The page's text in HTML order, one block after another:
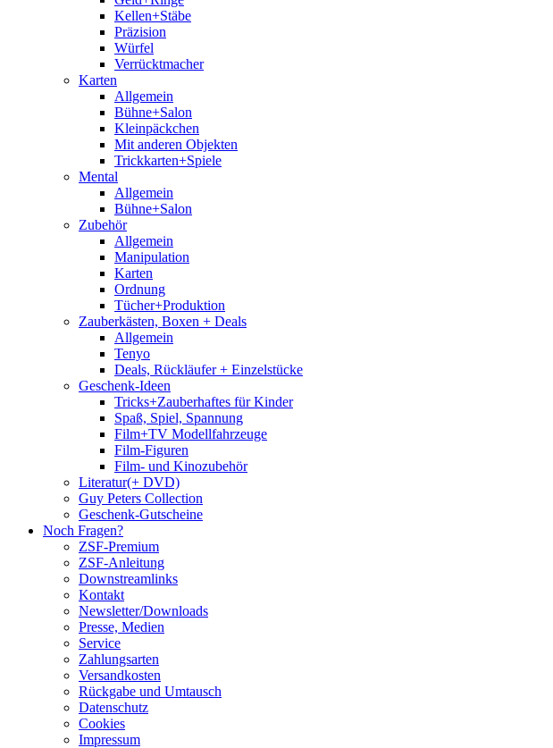
Kellen+Stäbe
Präzision
Würfel
Verrücktmacher
Karten
Allgemein
Bühne+Salon
Kleinpäckchen
Mit anderen Objekten
Trickkarten+Spiele
Mental
Allgemein
Bühne+Salon
Zubehör
Allgemein
Manipulation
Karten
Ordnung
Tücher+Produktion
Zauberkästen, Boxen + Deals
Allgemein
Tenyo
Deals, Rückläufer + Einzelstücke
Geschenk-Ideen
Tricks+Zauberhaftes für Kinder
Spaß, Spiel, Spannung
Film+TV Modellfahrzeuge
Film-Figuren
Film- und Kinozubehör
Literatur(+ DVD)
Guy Peters Collection
Geschenk-Gutscheine
Noch Fragen?
ZSF-Premium
ZSF-Anleitung
Downstreamlinks
Kontakt
Newsletter/Downloads
Presse, Medien
Service
Zahlungsarten
Versandkosten
Rückgabe und Umtausch
Datenschutz
Cookies
Impressum